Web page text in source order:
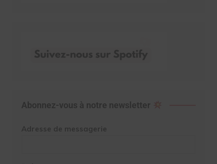
Abonnez-vous à notre newsletter
Adresse de messagerie